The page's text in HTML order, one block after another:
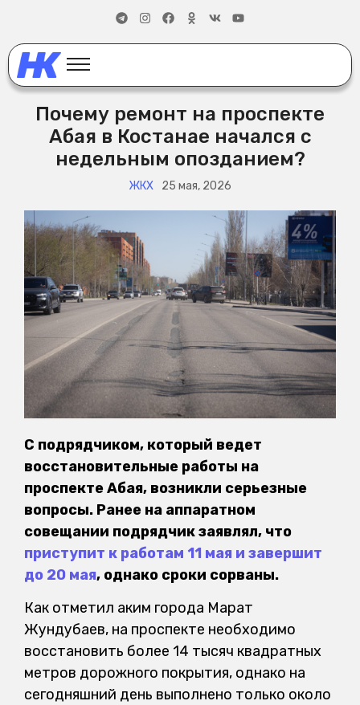
Почему ремонт на проспекте
Абая в Костанае начался с
недельным опозданием?
ЖКХ 25 мая, 2026
С подрядчиком, который ведет
восстановительные работы на
проспекте Абая, возникли серьезные
вопросы. Ранее на аппаратном
совещании подрядчик заявлял, что
приступит к работам 11 мая и завершит
до 20 мая, однако сроки сорваны.
Как отметил аким города Марат
Жундубаев, на проспекте необходимо
восстановить более 14 тысяч квадратных
метров дорожного покрытия, однако на
сегодняшний день выполнено только около